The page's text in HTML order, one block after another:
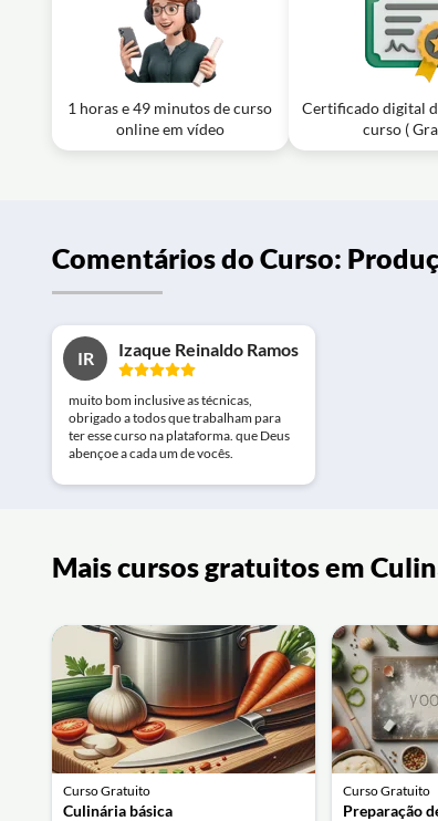
1 horas e 49 minutos de curso
online em vídeo
Certificado digital
curso (
Comentários do Curso:
IR Izaque Reinaldo Ramos
muito bom inclusive as técnicas,
obrigado a todos que trabalham para
ter esse curso na plataforma. que Deus
abençoe a cada um de vocês.
Mais cursos gratuitos em
Curso Gratuito
Culinária básica
Curso Gratuito
Preparação